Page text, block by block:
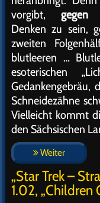
vorgibt,gegen
Denken zu sein,
zweiten
blutleeren …
esoterischen
Gedankengebräu,
Schneidezähne
Vielleicht kommt
den Sächsischen
Weiter
„Star Trek –
1.02, „Children